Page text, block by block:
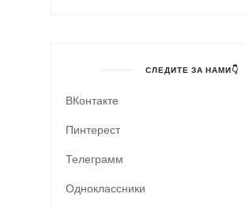
СЛЕДИТЕ ЗА НАМИ👇
ВКонтакте
Пинтерест
Телеграмм
Одноклассники